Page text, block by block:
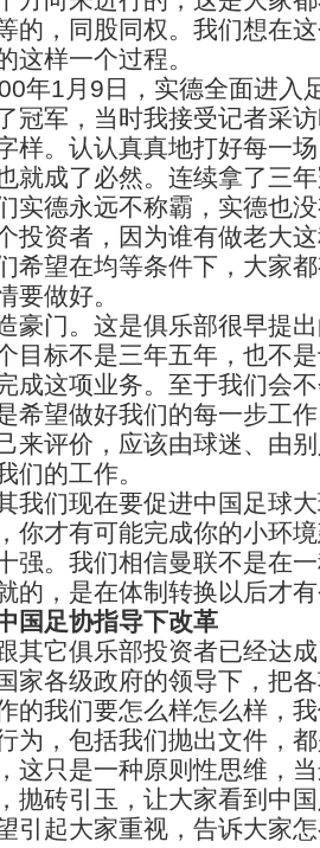
的，同股同权。我们想在
这样一个过程。
1月9日，实德全面进入
冠军，当时我接受记者采
样。认认真真地打好每一
就成了必然。连续拿了三
实德永远不称霸，实德也
投资者，因为谁有做老大
希望在均等条件下，大家
要做好。
门。这是俱乐部很早提出
目标不是三年五年，也不
成这项业务。至于我们会
希望做好我们的每一步工
来评价，应该由球迷、由
们的工作。
们现在要促进中国足球大
你才有可能完成你的小环
强。我们相信曼联不是在
的，是在体制转换以后才
国足协指导下改革
它俱乐部投资者已经达成
家各级政府的领导下，把
的我们要怎么样怎么样，
为，包括我们抛出文件，
这只是一种原则性思维，
抛砖引玉，让大家看到中
引起大家重视，告诉大家